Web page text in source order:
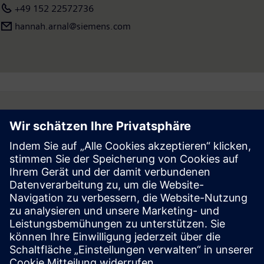
Informationen finden Sie im Internet unter
+49 152 22572736
hannah.arnal@siemens.com
Follow
Press | Company | Siemens
© Siemens 1996 – 2026
Corporate Information